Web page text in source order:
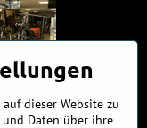
dieser Website zu
Daten über ihre